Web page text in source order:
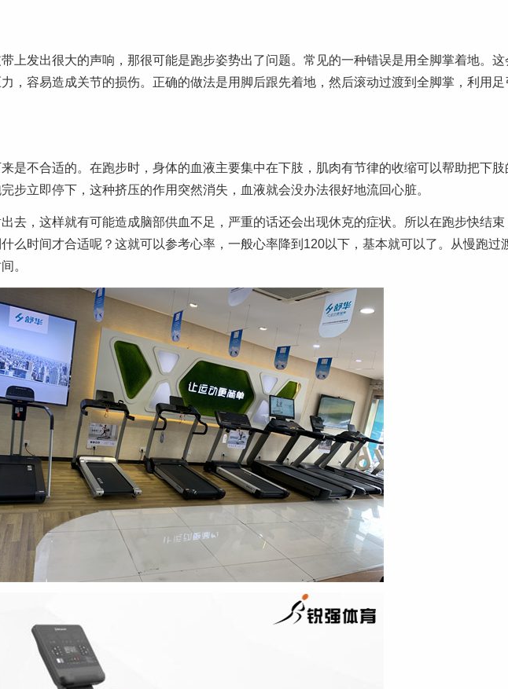
上发出很大的声响，那很可能是跑步姿势出了问题。常见的一种错误是用全脚掌着地。这
，容易造成关节的损伤。正确的做法是用脚后跟先着地，然后滚动过渡到全脚掌，利用足
是不合适的。在跑步时，身体的血液主要集中在下肢，肌肉有节律的收缩可以帮助把下肢
步立即停下，这种挤压的作用突然消失，血液就会没办法很好地流回心脏。
去，这样就有可能造成脑部供血不足，严重的话还会出现休克的症状。所以在跑步快结束
么时间才合适呢？这就可以参考心率，一般心率降到120以下，基本就可以了。从慢跑过
。